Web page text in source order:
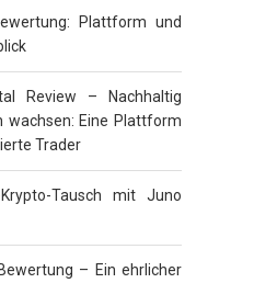
Plattform und
Review – Nachhaltig
wachsen: Eine Plattform
Trader
Tausch mit Juno
– Ein ehrlicher